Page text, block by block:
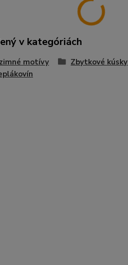
v kategóriách
motívy
Zbytkové kúsky